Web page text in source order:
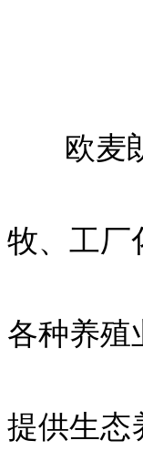
欧麦朗
牧、工厂
各种养殖
提供生态